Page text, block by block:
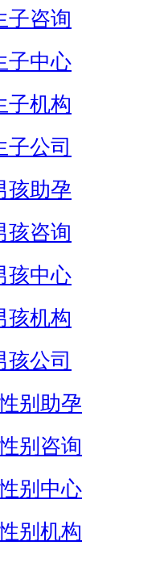
子咨询
子中心
子机构
子公司
孩助孕
孩咨询
孩中心
孩机构
孩公司
别助孕
别咨询
别中心
别机构